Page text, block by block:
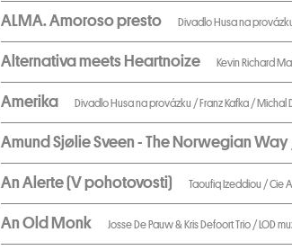
ALMA. Amoroso presto Divadlo Husa na
Alternativa meets Heartnoize Kevin Richard
Amerika Divadlo Husa na provázku / Franz Kafka / Michal
Amund Sjølie Sveen - The Norwegian
An Alerte (V pohotovosti) Taoufiq Izeddiou / Cie
An Old Monk Josse De Pauw & Kris Defoort Trio / LOD